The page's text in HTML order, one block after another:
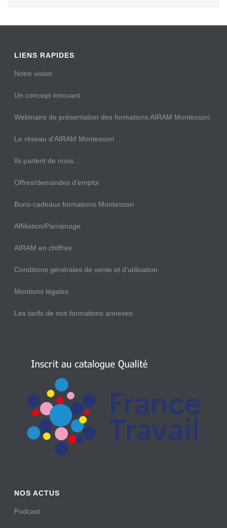
LIENS RAPIDES
Notre vision
Un concept innovant
Webinaire de présentation des formations AIRAM Montessori
Le réseau d’AIRAM Montessori
Ils parlent de nous…
Offres/demandes d’emploi
Bons-cadeaux formations Montessori
Affiliation/Parrainage
AIRAM en chiffres
Conditions générales de vente et d’utilisation
Mentions légales
Les tarifs de nos formations annexes
NOS ACTUS
Podcast